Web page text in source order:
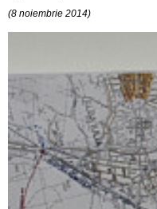
(8 noiembrie 2014)